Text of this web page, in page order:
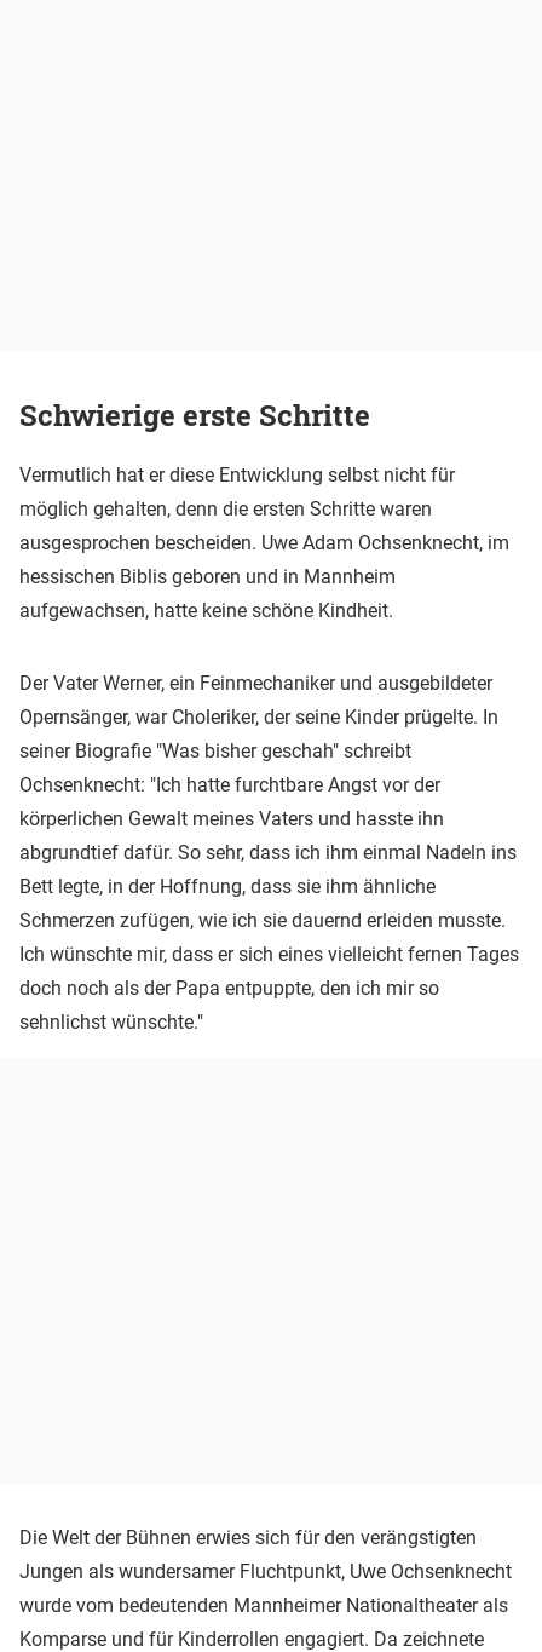
Schwierige erste Schritte
Vermutlich hat er diese Entwicklung selbst nicht für
möglich gehalten, denn die ersten Schritte waren
ausgesprochen bescheiden. Uwe Adam Ochsenknecht, im
hessischen Biblis geboren und in Mannheim
aufgewachsen, hatte keine schöne Kindheit.
Der Vater Werner, ein Feinmechaniker und ausgebildeter
Opernsänger, war Choleriker, der seine Kinder prügelte. In
seiner Biografie "Was bisher geschah" schreibt
Ochsenknecht: "Ich hatte furchtbare Angst vor der
körperlichen Gewalt meines Vaters und hasste ihn
abgrundtief dafür. So sehr, dass ich ihm einmal Nadeln ins
Bett legte, in der Hoffnung, dass sie ihm ähnliche
Schmerzen zufügen, wie ich sie dauernd erleiden musste.
Ich wünschte mir, dass er sich eines vielleicht fernen Tages
doch noch als der Papa entpuppte, den ich mir so
sehnlichst wünschte."
Die Welt der Bühnen erwies sich für den verängstigten
Jungen als wundersamer Fluchtpunkt, Uwe Ochsenknecht
wurde vom bedeutenden Mannheimer Nationaltheater als
Komparse und für Kinderrollen engagiert. Da zeichnete